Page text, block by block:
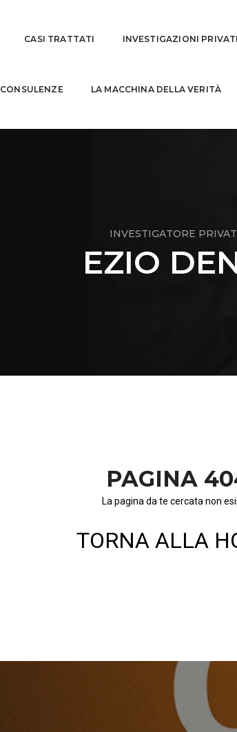
CASI TRATTATI INVESTIGAZIONI
CONSULENZE LA MACCHINA DELLA VERITÀ
INVESTIGATORE
EZIO
PAGINA
La pagina da te cercata non
TORNA ALLA